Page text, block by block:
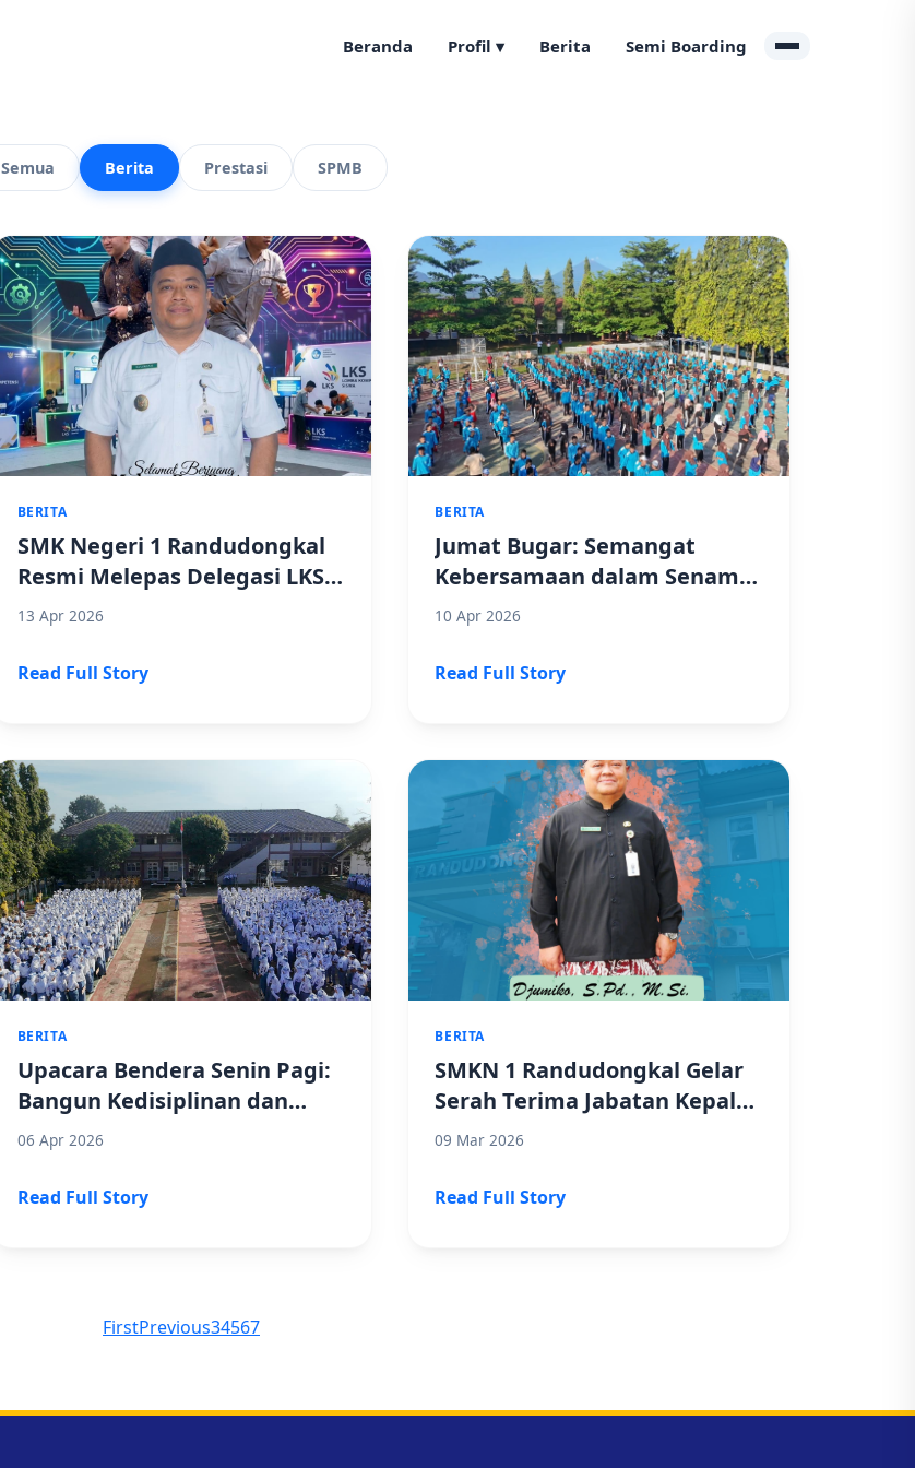
Beranda Profil ▾ Berita Semi Boarding
Semua Berita Prestasi SPMB
BERITA
SMK Negeri 1 Randudongkal
Resmi Melepas Delegasi LKS
Tingkat Provinsi Jawa Tengah
13 Apr 2026
Read Full Story
BERITA
Jumat Bugar: Semangat
Kebersamaan dalam Senam
Sehat di SMK Negeri 1
10 Apr 2026
Read Full Story
BERITA
Upacara Bendera Senin Pagi:
Bangun Kedisiplinan dan
Karakter Siswa SMK Negeri 1
06 Apr 2026
Read Full Story
BERITA
SMKN 1 Randudongkal Gelar
Serah Terima Jabatan Kepala
Sekolah
09 Mar 2026
Read Full Story
FirstPrevious34567